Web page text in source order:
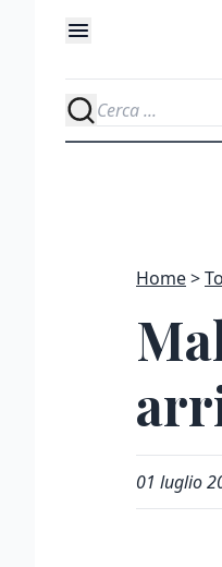
Home
01 luglio